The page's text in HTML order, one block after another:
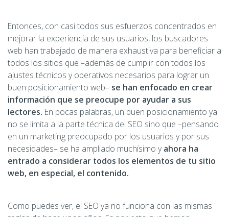
Entonces, con casi todos sus esfuerzos concentrados en
mejorar la experiencia de sus usuarios, los buscadores
web han trabajado de manera exhaustiva para beneficiar a
todos los sitios que –además de cumplir con todos los
ajustes técnicos y operativos necesarios para lograr un
buen posicionamiento web– se han enfocado en crear
información que se preocupe por ayudar a sus
lectores. En pocas palabras, un buen posicionamiento ya
no se limita a la parte técnica del SEO sino que –pensando
en un marketing preocupado por los usuarios y por sus
necesidades– se ha ampliado muchísimo y ahora ha
entrado a considerar todos los elementos de tu sitio
web, en especial, el contenido.
Como puedes ver, el SEO ya no funciona con las mismas